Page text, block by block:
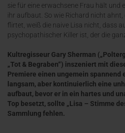
sie für eine erwachsene Frau hält und
ihr aufbaut. So wie Richard nicht ahnt,
flirtet, weiß die naive Lisa nicht, dass
psychopathischer Killer ist, der die
Kultregisseur Gary Sherman
„Tot & Begraben“) inszeniert mit
Premiere einen ungemein spannend
langsam, aber kontinuierlich eine
aufbaut, bevor er in ein hartes und
Top besetzt, sollte „Lisa – Stimme
Sammlung fehlen.